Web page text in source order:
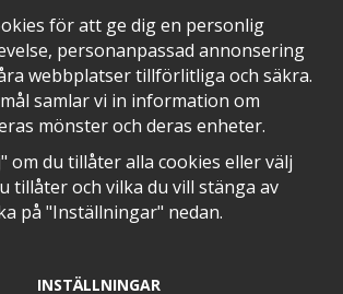
SNABB LEVERANS MED
EN DEL AV
för att ge dig en personlig
personanpassad annonsering
webbplatser tillförlitliga och säkra.
samlar vi in information om
mönster och deras enheter.
om du tillåter alla cookies eller välj
tillåter och vilka du vill stänga av
på "Inställningar" nedan.
INSTÄLLNINGAR